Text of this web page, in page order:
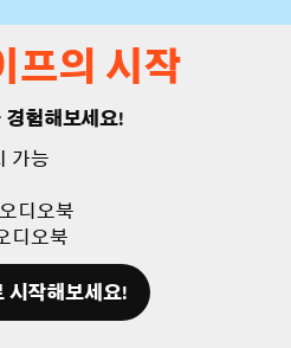
프의 시작
험해보세요!
가능
디오북
디오북
시작해보세요!